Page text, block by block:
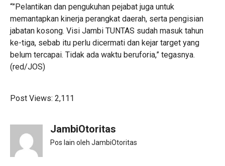
“”Pelantikan dan pengukuhan pejabat juga untuk
memantapkan kinerja perangkat daerah, serta pengisian
jabatan kosong. Visi Jambi TUNTAS sudah masuk tahun
ke-tiga, sebab itu perlu dicermati dan kejar target yang
belum tercapai. Tidak ada waktu beruforia,” tegasnya.
(red/JOS)
Post Views: 2,111
JambiOtoritas
Pos lain oleh JambiOtoritas